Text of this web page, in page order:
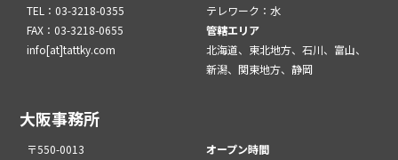
TEL：03-3218-0355
FAX：03-3218-0655
info[at]tattky.com
テレワーク：水
管轄エリア
北海道、東北地方、石川、富山、
新潟、関東地方、静岡
大阪事務所
〒550-0013
オープン時間